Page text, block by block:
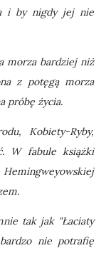
i by nigdy jej nie
morza bardziej niż
z potęgą morza
próbę życia.
Kobiety-Ryby,
W fabule książki
Hemingweyowskiej
tak jak "Łaciaty
nie potrafię